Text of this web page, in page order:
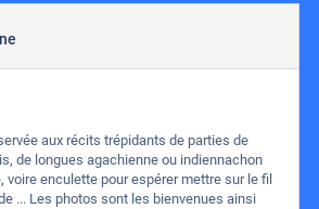
aux récits trépidants de parties de
de longues agachienne ou indiennachon
voire enculette pour espérer mettre sur le fil
... Les photos sont les bienvenues ainsi